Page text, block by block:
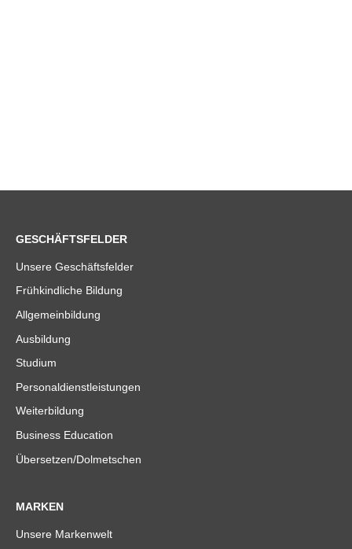
GESCHÄFTSFELDER
Unsere Geschäftsfelder
Frühkindliche Bildung
Allgemeinbildung
Ausbildung
Studium
Personaldienstleistungen
Weiterbildung
Business Education
Übersetzen/Dolmetschen
MARKEN
Unsere Markenwelt